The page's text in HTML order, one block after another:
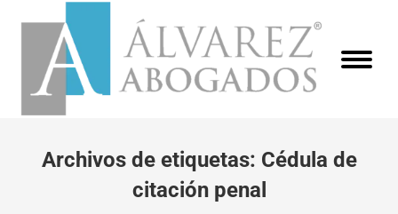
Archivos de etiquetas: Cédula de
citación penal